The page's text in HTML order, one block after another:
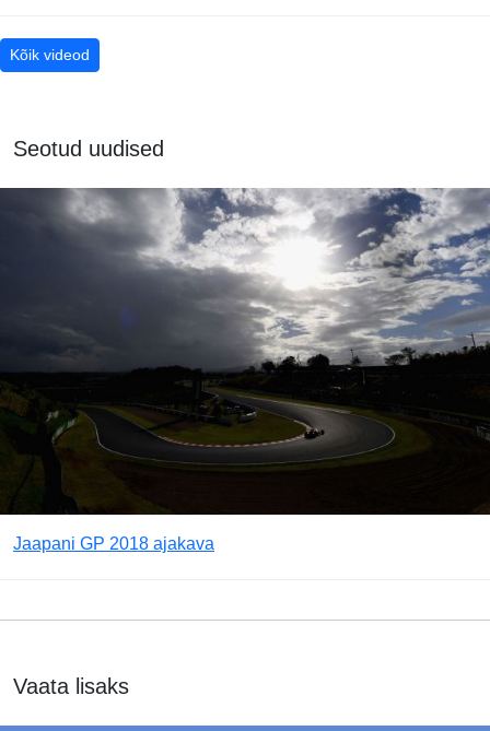
Kõik videod
Seotud uudised
Jaapani GP 2018 ajakava
Vaata lisaks